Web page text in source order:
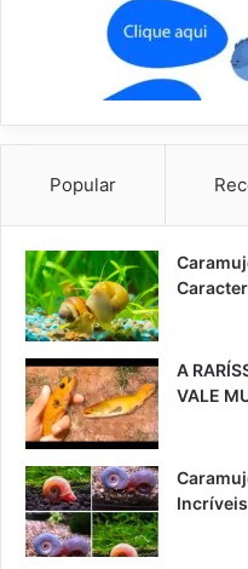
Popular
A
VALE